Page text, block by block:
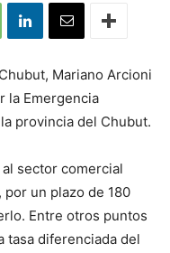
Mariano Arcioni
la Emergencia
provincia del Chubut.
sector comercial
un plazo de 180
Entre otros puntos
tasa diferenciada del